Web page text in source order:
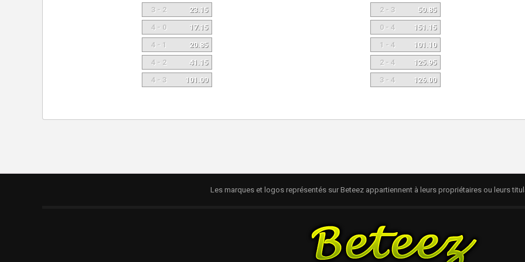
3 - 2
23.15
4 - 0
17.15
4 - 1
20.85
4 - 2
41.15
4 - 3
101.00
2 - 3
50.85
0 - 4
151.15
1 - 4
101.10
2 - 4
125.95
3 - 4
126.00
Les marques et logos représentés sur Beteez appartiennent à leurs propriétaires ou leurs